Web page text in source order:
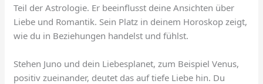
Teil der Astrologie. Er beeinflusst deine Ansichten über
Liebe und Romantik. Sein Platz in deinem Horoskop zeigt,
wie du in Beziehungen handelst und fühlst.
Stehen Juno und dein Liebesplanet, zum Beispiel Venus,
positiv zueinander, deutet das auf tiefe Liebe hin. Du